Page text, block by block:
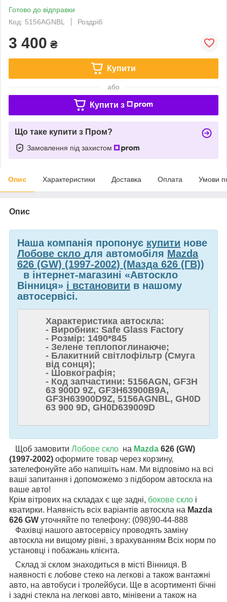
Готово до відправки
Код: 5156AGNBL
Роздріб
3 400 ₴
Купити
або
Купити з
Що таке купити з Пром?
Замовлення під захистом
Опис Характеристики Доставка Оплата Умови
Опис
Наша компанія пропонує купити нове
Лобове скло для автомобіля Mazda
626 (GW) (1997-2002) (Мазда 626 (ГВ))
в інтернет-магазині «Автоскло
Вінниця» і встановити в нашому
автосервісі.
Характеристика автоскла:
- Виробник: Safe Glass Factory
- Розмір: 1490*845
- Зелене теплопоглинаюче;
- Блакитний світлофільтр (Смуга
від сонця);
- Шовкографія;
- Код запчастини: 5156AGN, GF3H
63 900D 9Z, GF3H63900B9A,
GF3H63900D9Z, 5156AGNBL, GH0D
63 900 9D, GH0D639009D
Щоб замовити Лобове скло на Mazda 626 (GW)
(1997-2002) оформите товар через корзину,
зателефонуйте або напишіть нам. Ми відповімо на всі
ваші запитання і допоможемо з підбором автоскла на
ваше авто!
Крім вітрових на складах є ще задні, бокове скло і
кватирки. Наявність всіх варіантів автоскла на Mazda
626 GW уточняйте по телефону: (098)90-44-888
Фахівці нашого автосервісу проводять заміну
автоскла ни вищому рівні, з врахуванням Всіх норм по
установці і побажань клієнта.
Склад зі склом знаходиться в місті Вінниця. В
наявності є лобове стеко на легкові а також вантажні
авто, на автобуси і тролейбуси. Ще в асортименті бічні
і задні стекла на легкові авто, мінівени а також на